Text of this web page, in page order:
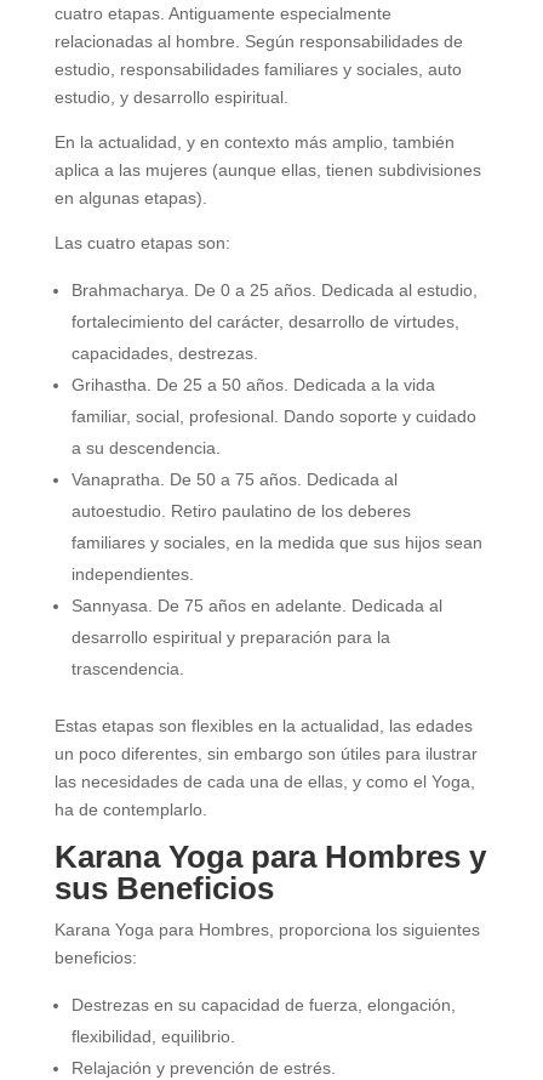
cuatro etapas. Antiguamente especialmente
relacionadas al hombre. Según responsabilidades de
estudio, responsabilidades familiares y sociales, auto
estudio, y desarrollo espiritual.
En la actualidad, y en contexto más amplio, también
aplica a las mujeres (aunque ellas, tienen subdivisiones
en algunas etapas).
Las cuatro etapas son:
Brahmacharya. De 0 a 25 años. Dedicada al estudio,
fortalecimiento del carácter, desarrollo de virtudes,
capacidades, destrezas.
Grihastha. De 25 a 50 años. Dedicada a la vida
familiar, social, profesional. Dando soporte y cuidado
a su descendencia.
Vanapratha. De 50 a 75 años. Dedicada al
autoestudio. Retiro paulatino de los deberes
familiares y sociales, en la medida que sus hijos sean
independientes.
Sannyasa. De 75 años en adelante. Dedicada al
desarrollo espiritual y preparación para la
trascendencia.
Estas etapas son flexibles en la actualidad, las edades
un poco diferentes, sin embargo son útiles para ilustrar
las necesidades de cada una de ellas, y como el Yoga,
ha de contemplarlo.
Karana Yoga para Hombres y
sus Beneficios
Karana Yoga para Hombres, proporciona los siguientes
beneficios:
Destrezas en su capacidad de fuerza, elongación,
flexibilidad, equilibrio.
Relajación y prevención de estrés.